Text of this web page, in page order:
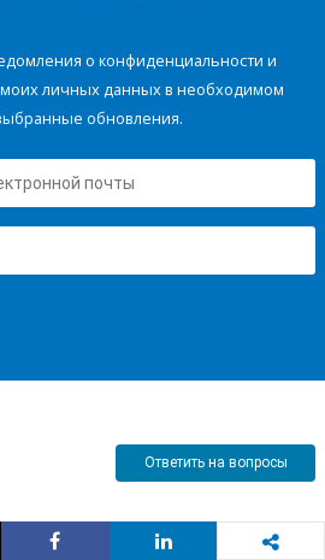
о конфиденциальности и
личных данных в необходимом
обновления.
Ответить на вопросы